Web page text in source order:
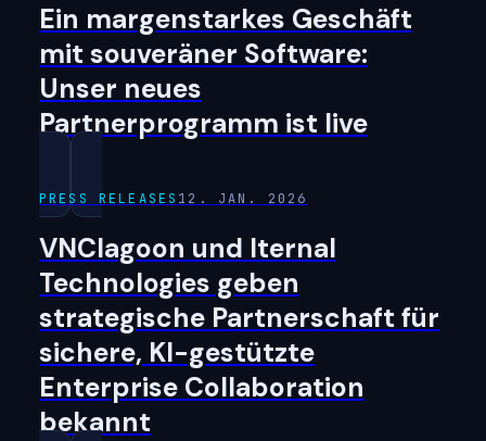
Ein margenstarkes Geschäft
mit souveräner Software:
Unser neues
Partnerprogramm ist live
PRESS RELEASES 12. JAN. 2026
VNClagoon und Iternal
Technologies geben
strategische Partnerschaft für
sichere, KI-gestützte
Enterprise Collaboration
bekannt